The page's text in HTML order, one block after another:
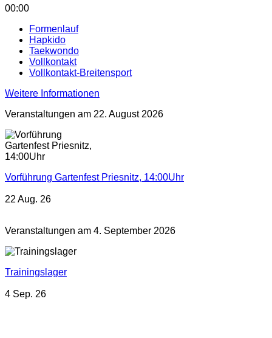
00:00
Formenlauf
Hapkido
Taekwondo
Vollkontakt
Vollkontakt-Breitensport
Weitere Informationen
Veranstaltungen am 22. August 2026
Vorführung Gartenfest Priesnitz, 14:00Uhr
22 Aug. 26
Veranstaltungen am 4. September 2026
Trainingslager
4 Sep. 26